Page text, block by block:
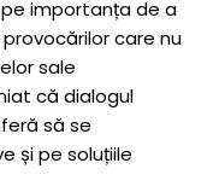
importanța de a
care nu
sale
că dialogul
să se
și pe soluțiile